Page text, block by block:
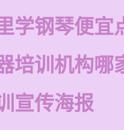
学钢琴便宜
培训机构哪
宣传海报